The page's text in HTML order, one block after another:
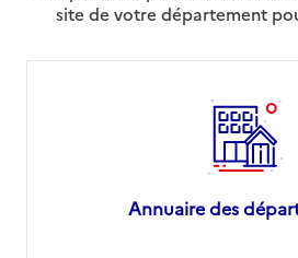
site de votre département
Annuaire des